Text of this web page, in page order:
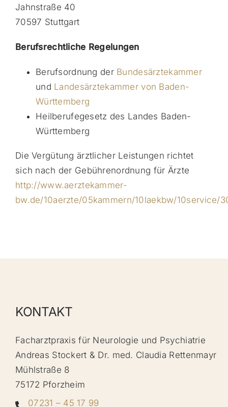
Jahnstraße 40
70597 Stuttgart
Berufsrechtliche Regelungen
Berufsordnung der Bundesärztekammer
und Landesärztekammer von Baden-
Württemberg
Heilberufegesetz des Landes Baden-
Württemberg
Die Vergütung ärztlicher Leistungen richtet
sich nach der Gebührenordnung für Ärzte
http://www.aerztekammer-
bw.de/10aerzte/05kammern/10laekbw/10service/
KONTAKT
Facharztpraxis für Neurologie und Psychiatrie
Andreas Stockert & Dr. med. Claudia Rettenmayr
Mühlstraße 8
75172 Pforzheim
07231 – 45 17 99